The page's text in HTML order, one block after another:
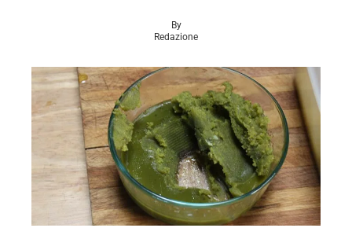
By
Redazione